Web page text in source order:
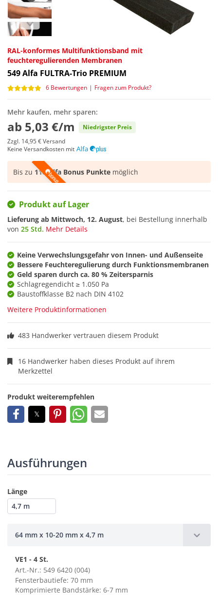
RAL-konformes Multifunktionsband mit
feuchteregulierenden Membranen
549Alfa FULTRA-Trio PREMIUM
6 Bewertungen | Fragen zum Produkt?
Mehr kaufen, mehr sparen:
ab 5,03 €/m
Niedrigster Preis
Zzgl. 14,95 €Versand
Keine Versandkosten mit
Bis zu 118 Alfa Bonus Punkte möglich
Produkt auf Lager
Lieferung ab Mittwoch, 12. August, bei Bestellung innerhalb
von 25 Std. Mehr Details
Keine Verwechslungsgefahr von Innen- und Außenseite
Bessere Feuchteregulierung durch Funktionsmembranen
Geld sparen durch ca. 80 % Zeitersparnis
Schlagregendicht ≥ 1.050 Pa
Baustoffklasse B2 nach DIN 4102
Weitere Produktinformationen
483 Handwerker vertrauen diesem Produkt
16 Handwerker haben dieses Produkt auf ihrem
Merkzettel
Produkt weiterempfehlen
Ausführungen
Länge
4,7 m
64 mm x 10-20 mm x 4,7 m
VE1 - 4 St.
Art.-Nr.: 549 6420 (004)
Fensterbautiefe: 70 mm
Komprimierte Bandstärke: 6-7 mm